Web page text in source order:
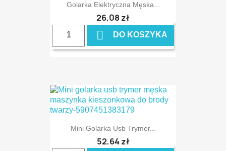
Golarka Elektryczna Męska...
26,08 zł
 DO KOSZYKA
Mini Golarka Usb Trymer...
52,64 zł